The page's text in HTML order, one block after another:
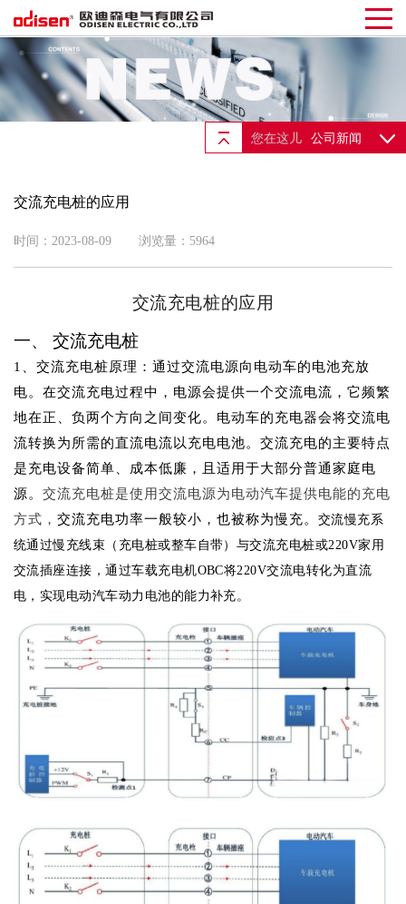
您在这儿 公司新闻
交流充电桩的应用
时间：2023-08-09 浏览量：5964
交流充电桩的应用
一、 交流充电桩
1、交流充电桩原理： 通过交流电源向电动车的电池充放
电。在交流充电过程中，电源会提供一个交流电流，它频繁
地在正、负两个方向之间变化。电动车的充电器会将交流电
流转换为所需的直流电流以充电电池。交流充电的主要特点
是充电设备简单、成本低廉，且适用于大部分普通家庭电
源。 交流充电桩是使用交流电源为电动汽车提供电能的充电
方式， 交流充电功率一般较小，也被称为慢充。 交流慢充系
统通过慢充线束（充电桩或整车自带）与交流充电桩或220V家用
交流插座连接，通过车载充电机OBC将220V交流电转化为直流
电，实现电动汽车动力电池的能力补充。